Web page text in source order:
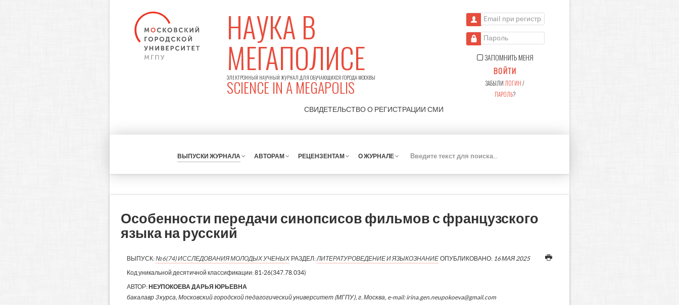
НАУКА В
МЕГАПОЛИСЕ
ЭЛЕКТРОННЫЙ НАУЧНЫЙ ЖУРНАЛ ДЛЯ ОБУЧАЮЩИХСЯ ГОРОДА МОСКВЫ
SCIENCE IN A MEGAPOLIS
СВИДЕТЕЛЬСТВО О РЕГИСТРАЦИИ СМИ
Email при регистрации
Пароль
ЗАПОМНИТЬ МЕНЯ
ВОЙТИ
ЗАБЫЛИ ЛОГИН/
ПАРОЛЬ?
ВЫПУСКИ ЖУРНАЛА АВТОРАМ РЕЦЕНЗЕНТАМ О ЖУРНАЛЕ
К
Особенности передачи синопсисов фильмов с французского
языка на русский
ВЫПУСК:№6(74) ИССЛЕДОВАНИЯ МОЛОДЫХ УЧЕНЫХ РАЗДЕЛ:ЛИТЕРАТУРОВЕДЕНИЕ И ЯЗЫКОЗНАНИЕ ОПУБЛИКОВАНО: 16 МАЯ 2025
Код уникальной десятичной классификации:81-26(347.78.034)
АВТОР: НЕУПОКОЕВА ДАРЬЯ ЮРЬЕВНА
бакалавр 3 курса, Московский городской педагогический университет (МГПУ), г. Москва, e-mail: irina.gen.neupokoeva@gmail.com